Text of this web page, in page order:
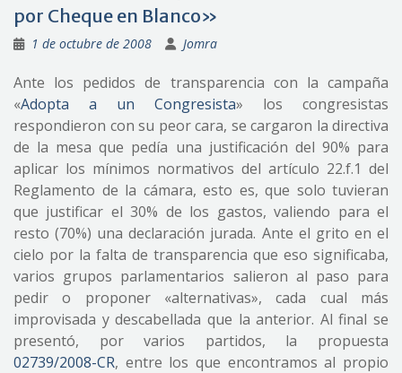
por Cheque en Blanco»
1 de octubre de 2008 Jomra
Ante los pedidos de transparencia con la campaña
«Adopta a un Congresista» los congresistas
respondieron con su peor cara, se cargaron la directiva
de la mesa que pedía una justificación del 90% para
aplicar los mínimos normativos del artículo 22.f.1 del
Reglamento de la cámara, esto es, que solo tuvieran
que justificar el 30% de los gastos, valiendo para el
resto (70%) una declaración jurada. Ante el grito en el
cielo por la falta de transparencia que eso significaba,
varios grupos parlamentarios salieron al paso para
pedir o proponer «alternativas», cada cual más
improvisada y descabellada que la anterior. Al final se
presentó, por varios partidos, la propuesta
02739/2008-CR, entre los que encontramos al propio